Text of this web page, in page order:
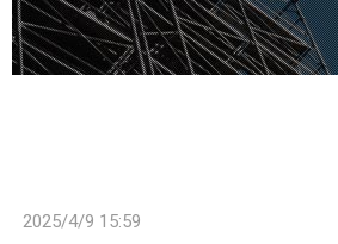
2025/4/9 15:59